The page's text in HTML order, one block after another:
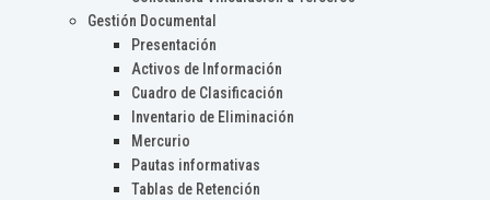
Gestión Documental
Presentación
Activos de Información
Cuadro de Clasificación
Inventario de Eliminación
Mercurio
Pautas informativas
Tablas de Retención